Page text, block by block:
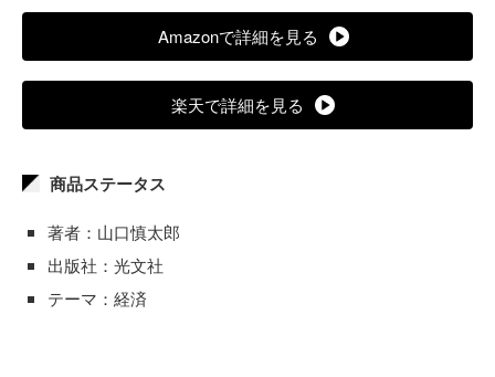
Amazonで詳細を見る
楽天で詳細を見る
商品ステータス
著者：山口慎太郎
出版社：光文社
テーマ：経済